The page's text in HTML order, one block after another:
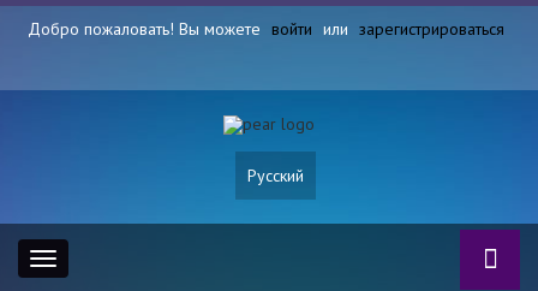
Добро пожаловать! Вы можете войти или зарегистрироваться
Русский
Toggle
navigation